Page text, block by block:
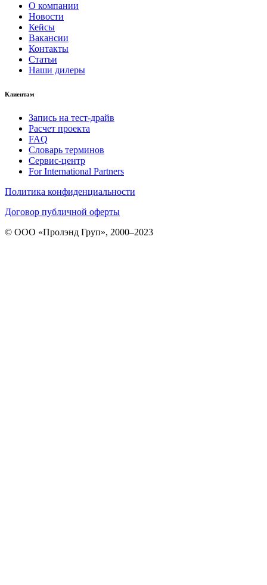
О компании
Новости
Кейсы
Вакансии
Контакты
Статьи
Наши дилеры
Клиентам
Запись на тест-драйв
Расчет проекта
FAQ
Словарь терминов
Сервис-центр
For International Partners
Политика конфиденциальности
Договор публичной оферты
© ООО «Пролэнд Груп», 2000–2023